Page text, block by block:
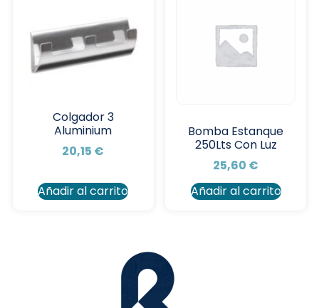
Colgador 3
Aluminium
20,15 €
Añadir al carrito
Bomba Estanque
250Lts Con Luz
25,60 €
Añadir al carrito